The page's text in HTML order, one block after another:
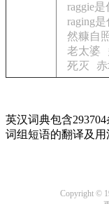
raggie
raging
然糠自
老太婆
死灭
英汉词典包含
词组短语的翻译及用
Copyright ©